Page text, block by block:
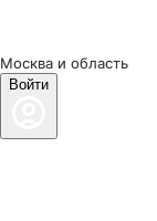
Москва и область
Войти